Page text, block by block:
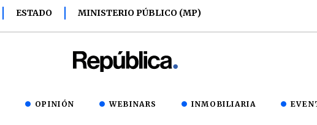
ESTADO MINISTERIO PÚBLICO (MP)
OPINIÓN WEBINARS INMOBILIARIA